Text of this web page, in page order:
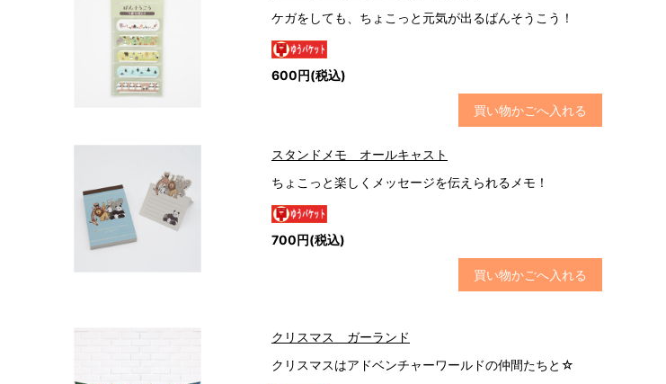
ケガをしても、ちょこっと元気が出るばんそうこう！
600円(税込)
買い物かごへ入れる
スタンドメモ オールキャスト
ちょこっと楽しくメッセージを伝えられるメモ！
700円(税込)
買い物かごへ入れる
クリスマス ガーランド
クリスマスはアドベンチャーワールドの仲間たちと☆